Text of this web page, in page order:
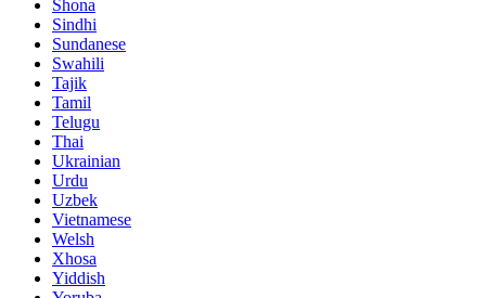
Shona
Sindhi
Sundanese
Swahili
Tajik
Tamil
Telugu
Thai
Ukrainian
Urdu
Uzbek
Vietnamese
Welsh
Xhosa
Yiddish